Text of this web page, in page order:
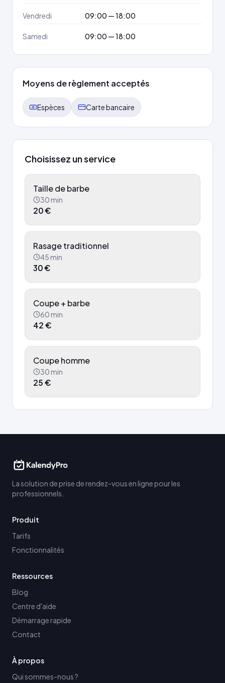
Vendredi 09:00 — 18:00
Samedi 09:00 — 18:00
Moyens de règlement acceptés
Espèces Carte bancaire
Choisissez un service
Taille de barbe
30 min
20€
Rasage traditionnel
45 min
30€
Coupe + barbe
60 min
42€
Coupe homme
30 min
25€
La solution de prise de rendez-vous en ligne pour les
professionnels.
Produit
Tarifs
Fonctionnalités
Ressources
Blog
Centre d'aide
Démarrage rapide
Contact
À propos
Qui sommes-nous ?